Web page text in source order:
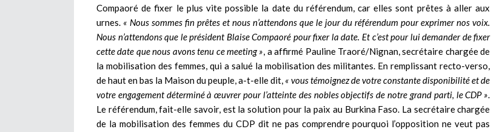
Compaoré de fixer le plus vite possible la date du référendum, car elles sont prêtes à aller aux
urnes. « Nous sommes fin prêtes et nous n’attendons que le jour du référendum pour exprimer nos voix.
Nous n’attendons que le président Blaise Compaoré pour fixer la date. Et c’est pour lui demander de fixer
cette date que nous avons tenu ce meeting », a affirmé Pauline Traoré/Nignan, secrétaire chargée de
la mobilisation des femmes, qui a salué la mobilisation des militantes. En remplissant recto-verso,
de haut en bas la Maison du peuple, a-t-elle dit, « vous témoignez de votre constante disponibilité et de
votre engagement déterminé à œuvrer pour l’atteinte des nobles objectifs de notre grand parti, le CDP ».
Le référendum, fait-elle savoir, est la solution pour la paix au Burkina Faso. La secrétaire chargée
de la mobilisation des femmes du CDP dit ne pas comprendre pourquoi l’opposition ne veut pas